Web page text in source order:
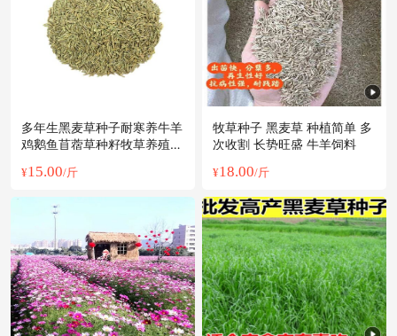
多年生黑麦草种子耐寒养牛羊
鸡鹅鱼苜蓿草种籽牧草养殖黑
¥15.00/斤
牧草种子 黑麦草 种植简单 多
次收割 长势旺盛 牛羊饲料
¥18.00/斤